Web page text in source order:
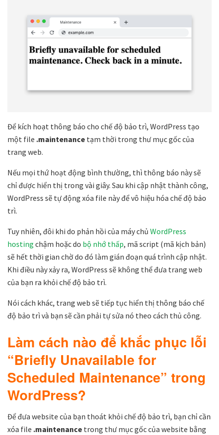
Để kích hoạt thông báo cho chế độ bảo trì, WordPress tạo
một file .maintenance tạm thời trong thư mục gốc của
trang web.
Nếu mọi thứ hoạt động bình thường, thì thông báo này sẽ
chỉ được hiển thị trong vài giây. Sau khi cập nhật thành công,
WordPress sẽ tự động xóa file này để vô hiệu hóa chế độ bảo
trì.
Tuy nhiên, đôi khi do phản hồi của máy chủ WordPress
hosting chậm hoặc do bộ nhớ thấp, mã script (mã kịch bản)
sẽ hết thời gian chờ do đó làm gián đoạn quá trình cập nhật.
Khi điều này xảy ra, WordPress sẽ không thể đưa trang web
của bạn ra khỏi chế độ bảo trì.
Nói cách khác, trang web sẽ tiếp tục hiển thị thông báo chế
độ bảo trì và bạn sẽ cần phải tự sửa nó theo cách thủ công.
Làm cách nào để khắc phục lỗi
“Briefly Unavailable for
Scheduled Maintenance” trong
WordPress?
Để đưa website của bạn thoát khỏi chế độ bảo trì, bạn chỉ cần
xóa file .maintenance trong thư mục gốc của website bằng